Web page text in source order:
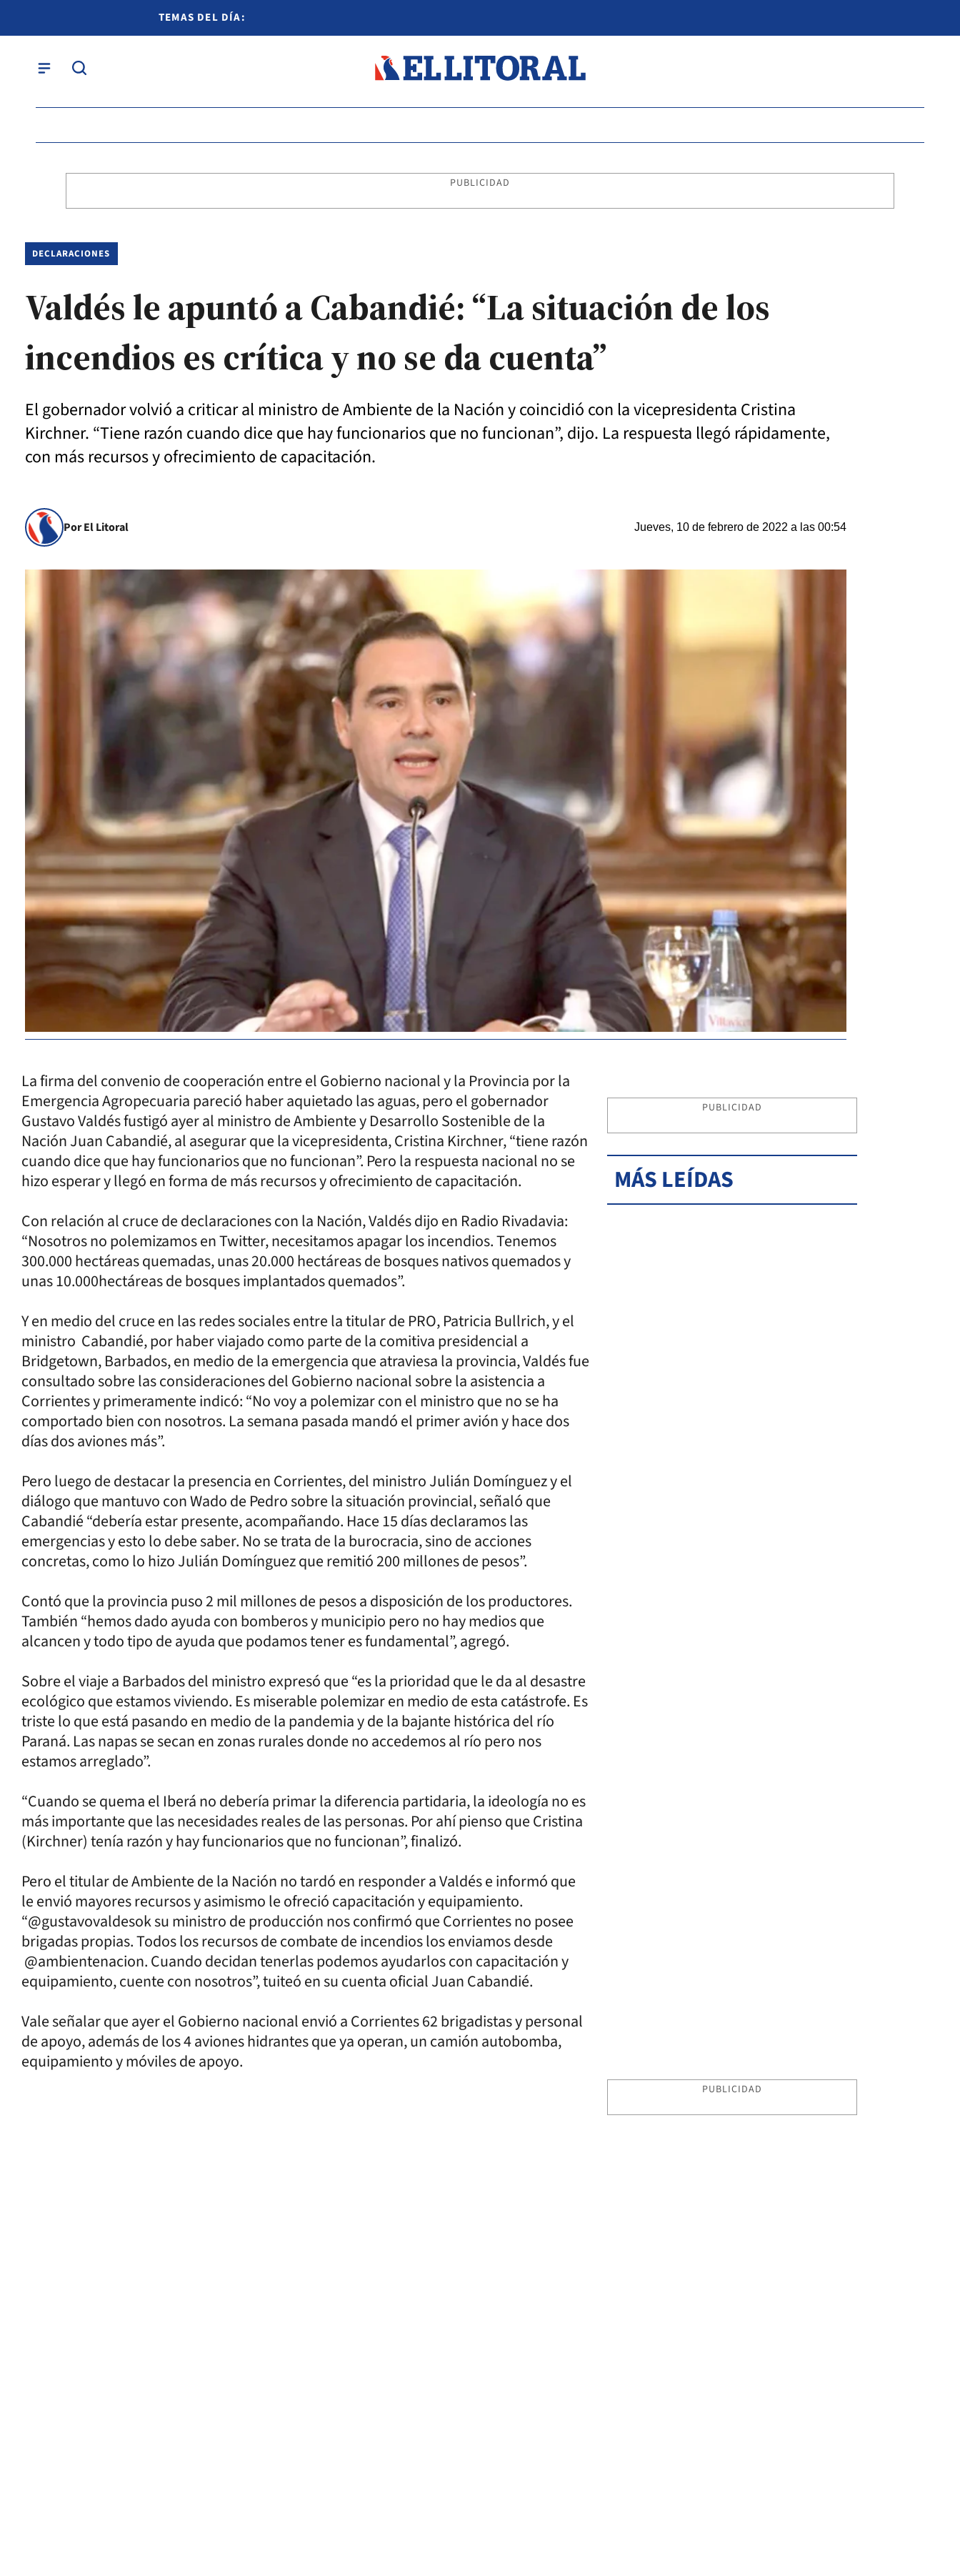
TEMAS DEL DÍA:
PUBLICIDAD
DECLARACIONES
Valdés le apuntó a Cabandié: “La situación de los
incendios es crítica y no se da cuenta”
El gobernador volvió a criticar al ministro de Ambiente de la Nación y coincidió con la vicepresidenta Cristina
Kirchner. “Tiene razón cuando dice que hay funcionarios que no funcionan”, dijo. La respuesta llegó rápidamente,
con más recursos y ofrecimiento de capacitación.
Por El Litoral Jueves, 10 de febrero de 2022 a las 00:54
La firma del convenio de cooperación entre el Gobierno nacional y la Provincia por la
Emergencia Agropecuaria pareció haber aquietado las aguas, pero el gobernador
Gustavo Valdés fustigó ayer al ministro de Ambiente y Desarrollo Sostenible de la
Nación Juan Cabandié, al asegurar que la vicepresidenta, Cristina Kirchner, “tiene razón
cuando dice que hay funcionarios que no funcionan”. Pero la respuesta nacional no se
hizo esperar y llegó en forma de más recursos y ofrecimiento de capacitación.
Con relación al cruce de declaraciones con la Nación, Valdés dijo en Radio Rivadavia:
“Nosotros no polemizamos en Twitter, necesitamos apagar los incendios. Tenemos
300.000 hectáreas quemadas, unas 20.000 hectáreas de bosques nativos quemados y
unas 10.000hectáreas de bosques implantados quemados”.
Y en medio del cruce en las redes sociales entre la titular de PRO, Patricia Bullrich, y el
ministro Cabandié, por haber viajado como parte de la comitiva presidencial a
Bridgetown, Barbados, en medio de la emergencia que atraviesa la provincia, Valdés fue
consultado sobre las consideraciones del Gobierno nacional sobre la asistencia a
Corrientes y primeramente indicó: “No voy a polemizar con el ministro que no se ha
comportado bien con nosotros. La semana pasada mandó el primer avión y hace dos
días dos aviones más”.
Pero luego de destacar la presencia en Corrientes, del ministro Julián Domínguez y el
diálogo que mantuvo con Wado de Pedro sobre la situación provincial, señaló que
Cabandié “debería estar presente, acompañando. Hace 15 días declaramos las
emergencias y esto lo debe saber. No se trata de la burocracia, sino de acciones
concretas, como lo hizo Julián Domínguez que remitió 200 millones de pesos”.
Contó que la provincia puso 2 mil millones de pesos a disposición de los productores.
También “hemos dado ayuda con bomberos y municipio pero no hay medios que
alcancen y todo tipo de ayuda que podamos tener es fundamental”, agregó.
Sobre el viaje a Barbados del ministro expresó que “es la prioridad que le da al desastre
ecológico que estamos viviendo. Es miserable polemizar en medio de esta catástrofe. Es
triste lo que está pasando en medio de la pandemia y de la bajante histórica del río
Paraná. Las napas se secan en zonas rurales donde no accedemos al río pero nos
estamos arreglado”.
“Cuando se quema el Iberá no debería primar la diferencia partidaria, la ideología no es
más importante que las necesidades reales de las personas. Por ahí pienso que Cristina
(Kirchner) tenía razón y hay funcionarios que no funcionan”, finalizó.
Pero el titular de Ambiente de la Nación no tardó en responder a Valdés e informó que
le envió mayores recursos y asimismo le ofreció capacitación y equipamiento.
“@gustavovaldesok su ministro de producción nos confirmó que Corrientes no posee
brigadas propias. Todos los recursos de combate de incendios los enviamos desde
@ambientenacion. Cuando decidan tenerlas podemos ayudarlos con capacitación y
equipamiento, cuente con nosotros”, tuiteó en su cuenta oficial Juan Cabandié.
Vale señalar que ayer el Gobierno nacional envió a Corrientes 62 brigadistas y personal
de apoyo, además de los 4 aviones hidrantes que ya operan, un camión autobomba,
equipamiento y móviles de apoyo.
PUBLICIDAD
MÁS LEÍDAS
PUBLICIDAD